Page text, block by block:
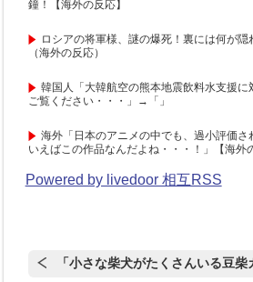
鐘！【海外の反応】
ロシアの将軍様、謎の爆死！裏には何が隠
（海外の反応）
韓国人「大韓航空の熊本地震飲料水支援に
ご覧ください・・・」→「」
海外「日本のアニメの中でも、過小評価さ
いえばこの作品なんだよね・・・！」【海外
Powered by livedoor 相互RSS
「小さな柴犬がたくさんいる豆